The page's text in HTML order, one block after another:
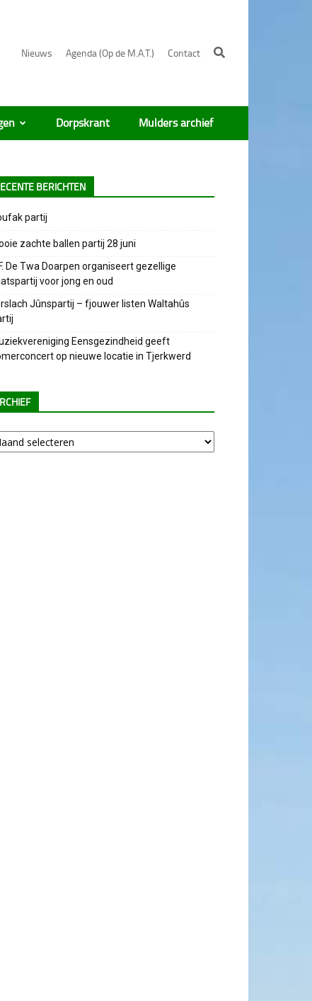
Nieuws Agenda (Op de M.A.T.) Contact
Dorpskrant Mulders archief
BERICHTEN
partij
zachte ballen partij 28 juni
De Twa Doarpen organiseert gezellige
voor jong en oud
Jûnspartij – fjouwer listen Waltahûs
Eensgezindheid geeft
op nieuwe locatie in Tjerkwerd